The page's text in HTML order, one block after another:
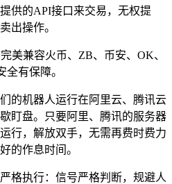
供的API接口来交易，无权提
出操作。
美兼容火币、ZB、币安、OK、
全有保障。
的机器人运行在阿里云、腾讯云
盯盘。只要阿里、腾讯的服务器
行，解放双手，无需再费时费力
的作息时间。
格执行：信号严格判断，规避人